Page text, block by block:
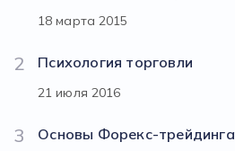
18 марта 2015
2 Психология торговли
21 июля 2016
3 Основы Форекс-трейдинга